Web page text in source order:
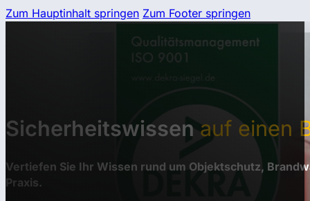
Zum Hauptinhalt springen Zum Footer springen
Sicherheitswissen auf einen
Vertiefen Sie Ihr Wissen rund um Objektschutz,
Praxis.